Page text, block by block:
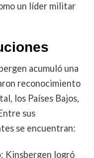
un líder militar
acumuló una
reconocimiento
los Países Bajos,
sus
se encuentran:
: Kinsbergen logró